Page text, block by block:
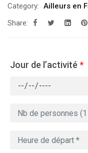
Category: Ailleurs en
Share:
Jour de l’activité *